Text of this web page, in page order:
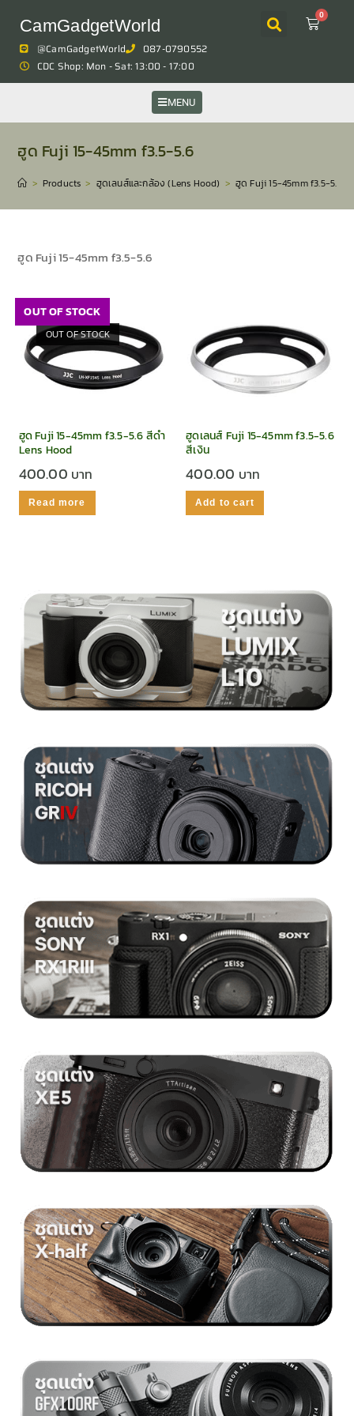
CamGadgetWorld
0
@CamGadgetWorld
087-0790552
CDC Shop: Mon - Sat: 13:00 - 17:00
MENU
ฮูด Fuji 15-45mm f3.5-5.6
> Products > ฮูดเลนส์และกล้อง (Lens Hood) > ฮูด Fuji 15-45mm f3.5-5.6
ฮูด Fuji 15-45mm f3.5-5.6
OUT OF STOCK
OUT OF STOCK
ฮูด Fuji 15-45mm f3.5-5.6 สีดำ
Lens Hood
400.00
Read more
ฮูดเลนส์ Fuji 15-45mm f3.5-5.6
สีเงิน
400.00
Add to cart